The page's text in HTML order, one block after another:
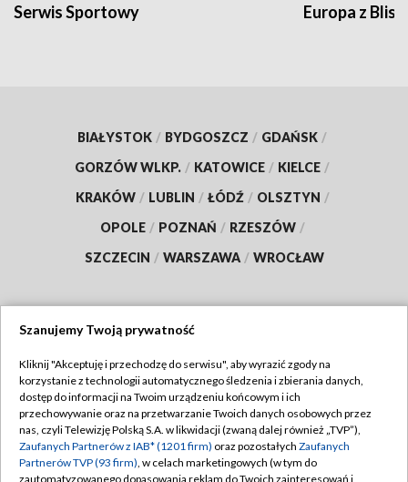
Serwis Sportowy Europa z
BIAŁYSTOK / BYDGOSZCZ / GDAŃSK /
GORZÓW WLKP. / KATOWICE / KIELCE /
KRAKÓW / LUBLIN / ŁÓDŹ / OLSZTYN /
OPOLE / POZNAŃ / RZESZÓW /
SZCZECIN / WARSZAWA / WROCŁAW
TVP
Abonament TVP
Emisja w TVP
Centrum informacji TVP
Regulamin TVP
Polityka prywatności
Moje zgody
Szanujemy Twoją prywatność
Kliknij "Akceptuję i przechodzę do serwisu", aby wyrazić zgody na
korzystanie z technologii automatycznego śledzenia i zbierania danych,
dostęp do informacji na Twoim urządzeniu końcowym i ich
przechowywanie oraz na przetwarzanie Twoich danych osobowych przez
nas, czyli Telewizję Polską S.A. w likwidacji (zwaną dalej również „TVP”),
Zaufanych Partnerów z IAB* (1201 firm) oraz pozostałych Zaufanych
Partnerów TVP (93 firm), w celach marketingowych (w tym do
zautomatyzowanego dopasowania reklam do Twoich zainteresowań i